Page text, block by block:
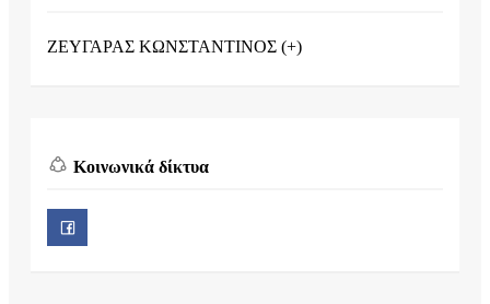
ΖΕΥΓΑΡΑΣ ΚΩΝΣΤΑΝΤΙΝΟΣ (+)
Κοινωνικά δίκτυα